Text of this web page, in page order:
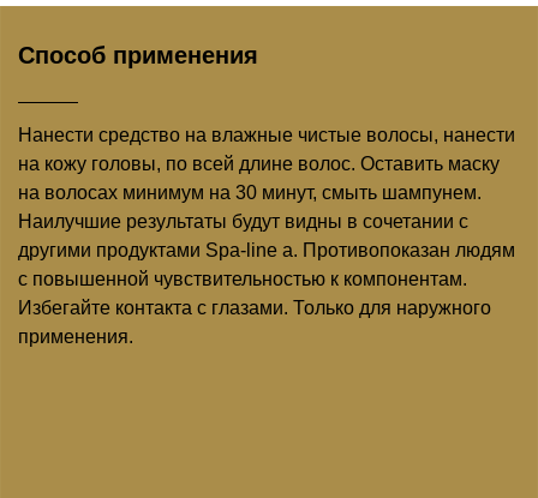
Способ применения
Нанести средство на влажные чистые волосы, нанести
на кожу головы, по всей длине волос. Оставить маску
на волосах минимум на 30 минут, смыть шампунем.
Наилучшие результаты будут видны в сочетании с
другими продуктами Spa-line а. Противопоказан людям
с повышенной чувствительностью к компонентам.
Избегайте контакта с глазами. Только для наружного
применения.